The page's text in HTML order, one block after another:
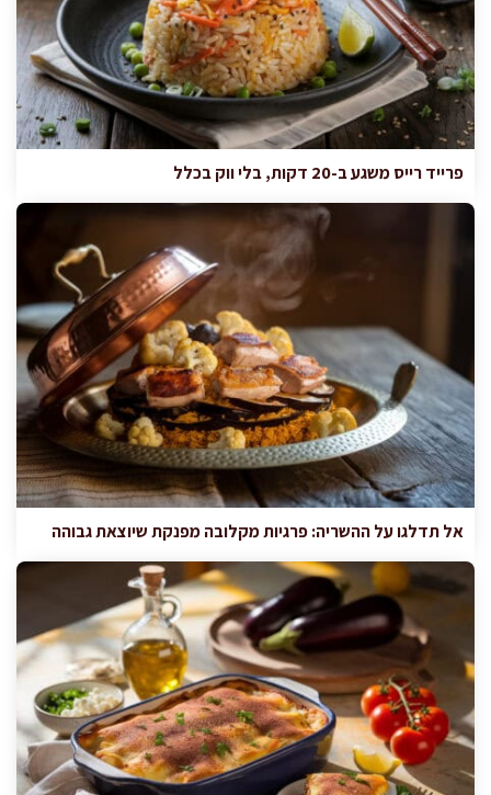
פרייד רייס משגע ב-20 דקות, בלי ווק בכלל
אל תדלגו על ההשריה: פרגיות מקלובה מפנקת שיוצאת גבוהה